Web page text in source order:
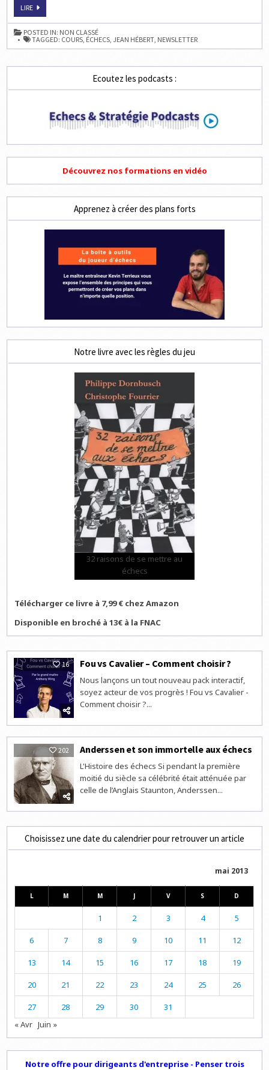
LIREPROGRESSEZ
ÉCHECS
AVEC
JEAN
HÉBERT
!
POSTED IN: NON CLASSÉ
TAGGED: COURS ÉCHECS JEAN HÉBERT NEWSLETTER
Ecoutez les podcasts :
Découvrez nos formations en vidéo
Apprenez à créer des plans forts
Notre livre avec les règles du jeu
32 raisons de se mettre au
échecs
Télécharger ce livre à 7,99 € chez Amazon
Disponible en broché à 13€ à la FNAC
16 Fou vs Cavalier – Comment choisir ?
Nous lançons un tout nouveau pack interactif,
soyez acteur de vos progrès ! Fou vs Cavalier -
Comment choisir ?...
202 Anderssen et son immortelle aux échecs
L'Histoire des échecs Si pendant la première
moitié du siècle sa célébrité était atténuée par
celle de l’Anglais Staunton, Anderssen...
Choisissez une date du calendrier pour retrouver un article
mai 2013
L M M J V S D
1 2 3 4 5
6 7 8 9 10 11 12
13 14 15 16 17 18 19
20 21 22 23 24 25 26
27 28 29 30
31
« Avr Juin »
Notre offre pour dirigeants d'entreprise - Penser trois